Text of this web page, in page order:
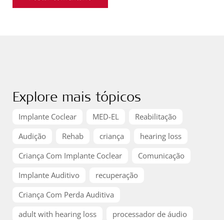
Explore mais tópicos
Implante Coclear MED-EL
Reabilitação
Audição
Rehab criança
hearing loss
Criança Com Implante Coclear
Comunicação
Implante Auditivo
recuperação
Criança Com Perda Auditiva
adult with hearing loss
processador de áudio